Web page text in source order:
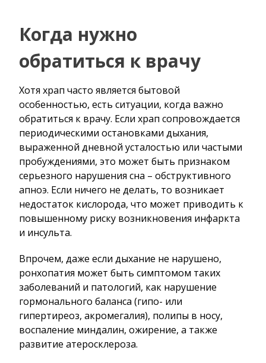
Когда нужно
обратиться к врачу
Хотя храп часто является бытовой
особенностью, есть ситуации, когда важно
обратиться к врачу. Если храп сопровождается
периодическими остановками дыхания,
выраженной дневной усталостью или частыми
пробуждениями, это может быть признаком
серьезного нарушения сна – обструктивного
апноэ. Если ничего не делать, то возникает
недостаток кислорода, что может приводить к
повышенному риску возникновения инфаркта
и инсульта.
Впрочем, даже если дыхание не нарушено,
ронхопатия может быть симптомом таких
заболеваний и патологий, как нарушение
гормонального баланса (гипо- или
гипертиреоз, акромегалия), полипы в носу,
воспаление миндалин, ожирение, а также
развитие атеросклероза.